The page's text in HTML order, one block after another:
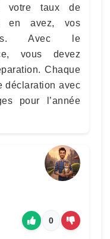
votre taux de
en avez, vos
Avec le
vous devez
Chaque
déclaration avec
pour l’année
0